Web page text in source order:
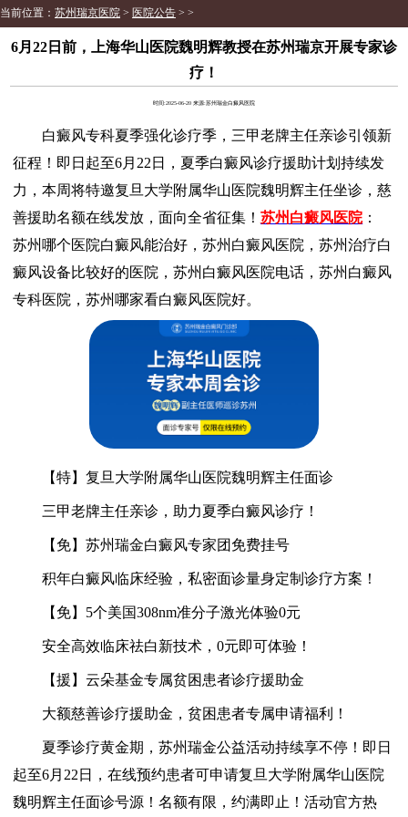
当前位置： 苏州瑞京医院 > 医院公告 > >
​​6月22日前，上海华山医院魏明辉教授在苏州瑞京开展专家诊
疗！
时间:2025-06-20 来源:苏州瑞金白癜风医院
白癜风专科夏季强化诊疗季，三甲老牌主任亲诊引领新
征程！即日起至6月22日，夏季白癜风诊疗援助计划持续发
力，本周将特邀复旦大学附属华山医院魏明辉主任坐诊，慈
善援助名额在线发放，面向全省征集！苏州白癜风医院：
苏州哪个医院白癜风能治好，苏州白癜风医院，苏州治疗白
癜风设备比较好的医院，苏州白癜风医院电话，苏州白癜风
专科医院，苏州哪家看白癜风医院好。
【特】复旦大学附属华山医院魏明辉主任面诊
三甲老牌主任亲诊，助力夏季白癜风诊疗！
【免】苏州瑞金白癜风专家团免费挂号
积年白癜风临床经验，私密面诊量身定制诊疗方案！
【免】5个美国308nm准分子激光体验0元
安全高效临床祛白新技术，0元即可体验！
【援】云朵基金专属贫困患者诊疗援助金
大额慈善诊疗援助金，贫困患者专属申请福利！
夏季诊疗黄金期，苏州瑞金公益活动持续享不停！即日
起至6月22日，在线预约患者可申请复旦大学附属华山医院
魏明辉主任面诊号源！名额有限，约满即止！活动官方热